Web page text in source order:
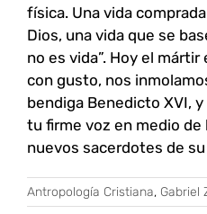
física. Una vida
Dios, una vida que se
no es vida”. Hoy el
con gusto, nos
bendiga Benedicto XVI,
tu firme voz en medio de
nuevos sacerdotes de
Antropología Cristiana, Gabriel